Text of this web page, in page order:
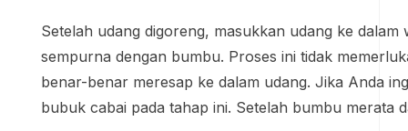
Setelah udang digoreng, masukkan udang ke
sempurna dengan bumbu. Proses ini tidak
benar-benar meresap ke dalam udang. Jika Anda
bubuk cabai pada tahap ini. Setelah bumbu merata